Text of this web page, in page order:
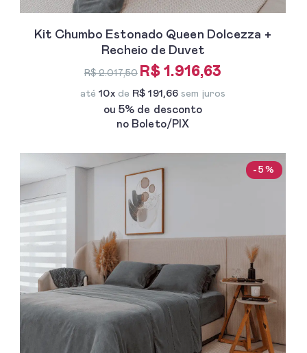
Kit Chumbo Estonado Queen Dolcezza +
Recheio de Duvet
R$ 2.017,50 R$ 1.916,63
até10xde R$ 191,66 sem juros
ou 5% de desconto
no Boleto/PIX
-5%